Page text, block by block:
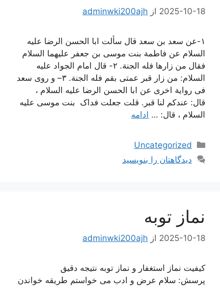
2025-10-18 از adminwki200ajh
١-عن سعد بن سعد قال سألت ابا الحسن الرضا علیه
السلام عن فاطمة بنت موسی بن جعفر علیهما السلام
فقال من زارها فله الجنة. ٢- قال امام الجواد علیه
السلام: من زار قبر عمتی بقم فله الجنة. ٣– و روی سعد
فی روایة اخری عن ابا الحسن الرضا علیه السلام ،
قال: عندکم لنا قبر. قلت جعلت فداک بنت موسی علیه
السلام ، قال: … ادامه
دسته‌ها
Uncategorized
دیدگاهتان را بنویسید
نماز توبه
2025-10-18 از adminwki200ajh
کیفیت نماز استغفار و نماز توبه نتیجه دقیق
پرسش: سلام عرض و ادب می خواستم طریقه خواندن